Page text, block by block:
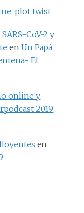
plot twist
CoV-2 y
enUn Papá
El
online y
2019
en